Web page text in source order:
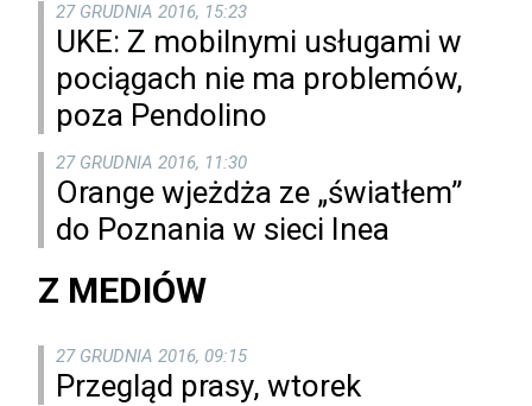
27 GRUDNIA 2016, 15:23
UKE: Z mobilnymi usługami w
pociągach nie ma problemów,
poza Pendolino
27 GRUDNIA 2016, 11:30
Orange wjeżdża ze „światłem”
do Poznania w sieci Inea
Z MEDIÓW
27 GRUDNIA 2016, 09:15
Przegląd prasy, wtorek